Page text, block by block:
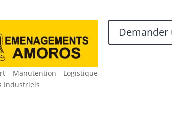
– Manutention – Logistique –
Industriels
Demander